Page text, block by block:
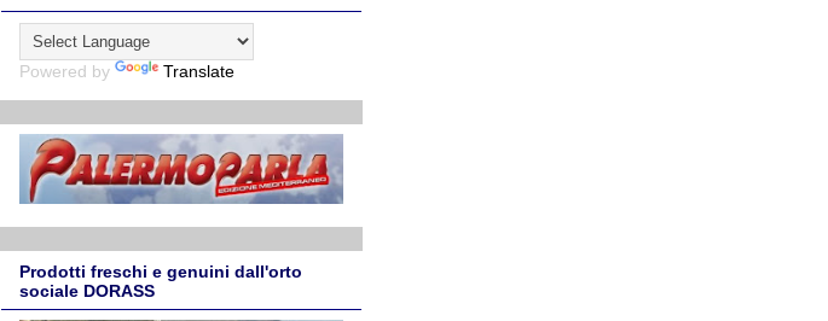
Powered by Translate
Prodotti freschi e genuini dall'orto
sociale DORASS